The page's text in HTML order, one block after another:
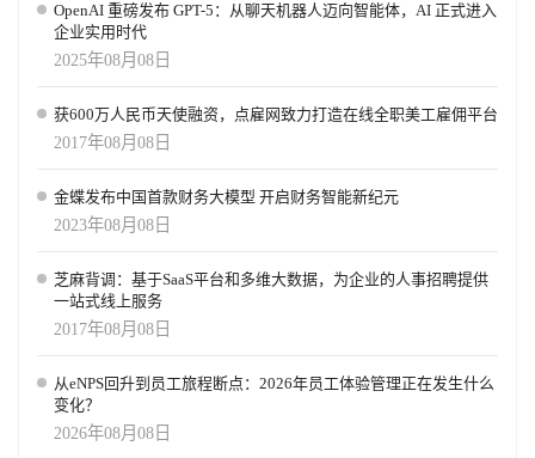
OpenAI 重磅发布 GPT-5：从聊天机器人迈向智能体，AI 正式进入
企业实用时代
2025年08月08日
获600万人民币天使融资，点雇网致力打造在线全职美工雇佣平台
2017年08月08日
金蝶发布中国首款财务大模型 开启财务智能新纪元
2023年08月08日
芝麻背调：基于SaaS平台和多维大数据，为企业的人事招聘提供
一站式线上服务
2017年08月08日
从eNPS回升到员工旅程断点：2026年员工体验管理正在发生什么
变化？
2026年08月08日